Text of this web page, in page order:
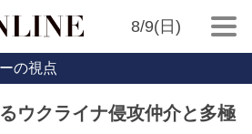
8/9(日)
の視点
ウクライナ侵攻仲介と多極